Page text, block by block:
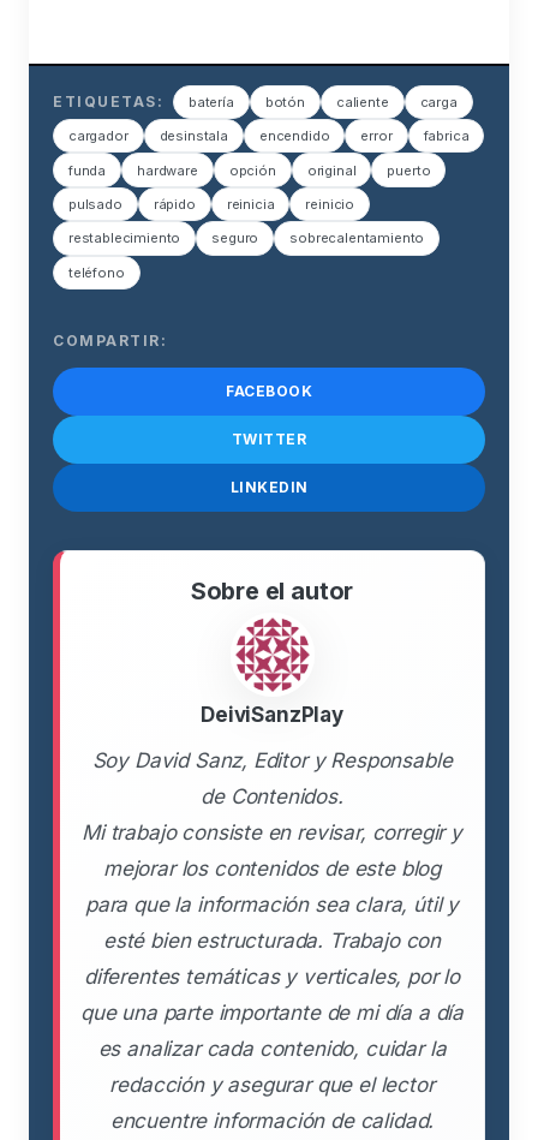
ETIQUETAS: batería botón caliente carga
cargador desinstala encendido error fabrica
funda hardware opción original puerto
pulsado rápido reinicia reinicio
restablecimiento seguro sobrecalentamiento
teléfono
COMPARTIR:
FACEBOOK
TWITTER
LINKEDIN
Sobre el autor
DeiviSanzPlay
Soy David Sanz, Editor y Responsable
de Contenidos.
Mi trabajo consiste en revisar, corregir y
mejorar los contenidos de este blog
para que la información sea clara, útil y
esté bien estructurada. Trabajo con
diferentes temáticas y verticales, por lo
que una parte importante de mi día a día
es analizar cada contenido, cuidar la
redacción y asegurar que el lector
encuentre información de calidad.